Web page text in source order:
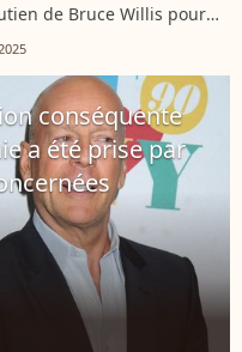
de Bruce Willis pour
ça n'a pas toujours
atteint de démence,...
conséquente
a été prise par